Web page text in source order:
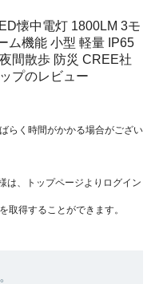
懐中電灯 1800LM 3モ
ム機能 小型 軽量 IP65
間散歩 防災 CREE社
プのレビュー
らく時間がかかる場合がござい
は、トップページよりログイン
取得することができます。